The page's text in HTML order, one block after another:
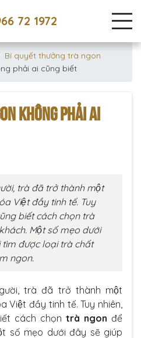
72 1972
Bí quyết thưởng trà ngon
phải ai cũng biết
KHÔNG PHẢI AI
trà đã trở thành một
Việt đầy tinh tế. Tuy
biết cách chọn trà
Một số mẹo dưới
được loại trà chất
ngon.
trà đã trở thành một
Việt đầy tinh tế. Tuy nhiên,
cách chọn trà ngon để
số mẹo dưới đây sẽ giúp